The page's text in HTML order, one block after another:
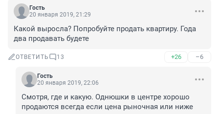
Гость
20 января 2019, 21:29
Какой выросла? Попробуйте продать квартиру. Года
два продавать будете
ОТВЕТИТЬ 13 +26 –6
Гость
20 января 2019, 22:06
Смотря, где и какую. Однюшки в центре хорошо
продаются всегда если цена рыночная или ниже